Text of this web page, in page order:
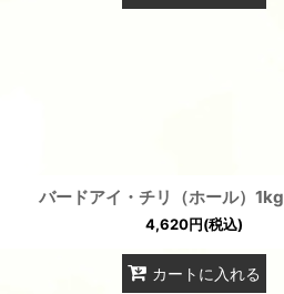
バードアイ・チリ（ホール）1kg
4,620円(税込)
カートに入れる